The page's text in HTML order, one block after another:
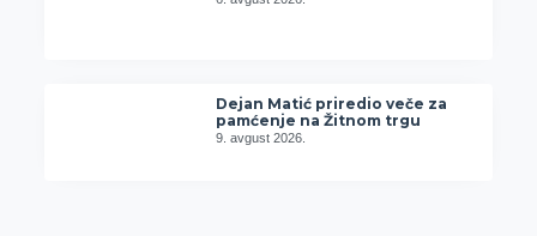
Dejan Matić priredio veče za
pamćenje na Žitnom trgu
9. avgust 2026.